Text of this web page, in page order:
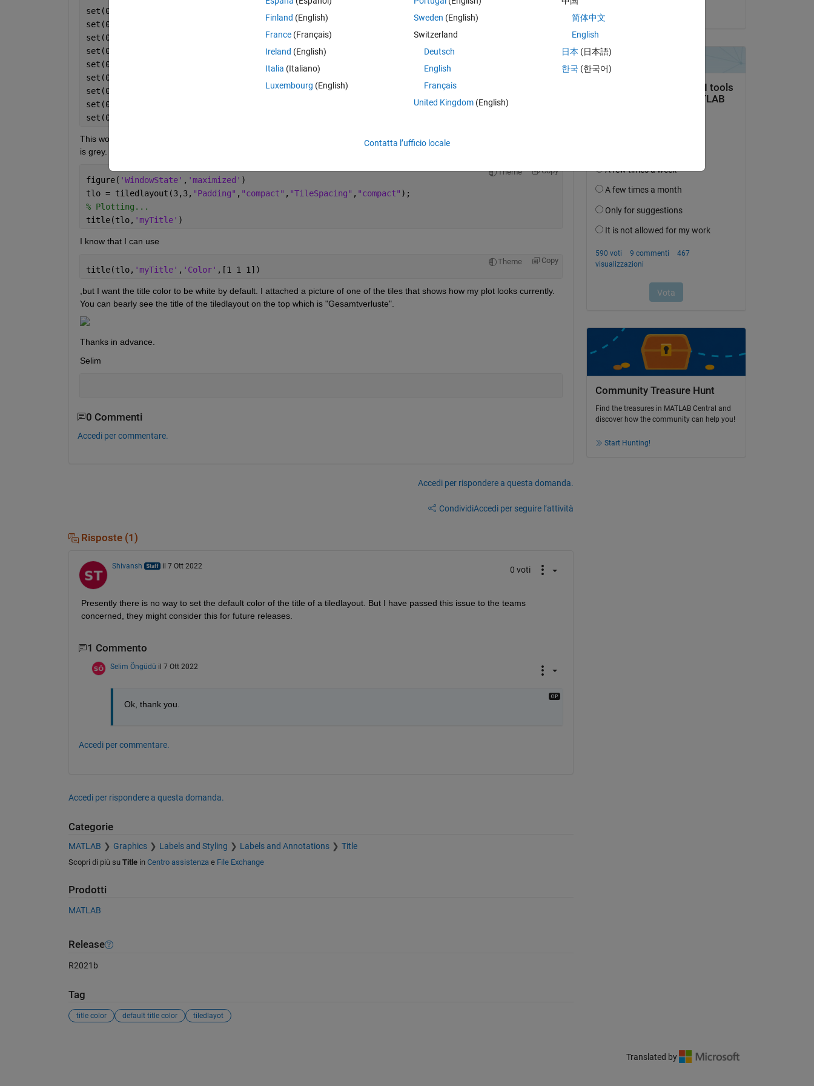
set(0,
set(0,
set(0,
set(0,
set(0,
set(0,
set(0,
set(0,
set(0,
This works. When I make tiledlayouts the titles of the individual tiles are white like I want, but the title for the whole tiledlayout
is grey. I am using the following code.
Theme Copy
figure( 'WindowState' , 'maximized' )
tlo = tiledlayout(3,3, "Padding" , "compact" , "TileSpacing" , "compact" );
% Plotting...
title(tlo, 'myTitle' )
I know that I can use
Theme Copy
title(tlo, 'myTitle' , 'Color' ,[1 1 1])
,but I want the title color to be white by default. I attached a picture of one of the tiles that shows how my plot looks currently.
You can bearly see the title of the tiledlayout on the top which is "Gesamtverluste".
Thanks in advance.
Selim
0 Commenti
Accedi per commentare.
Accedi per rispondere a questa domanda.
CondividiAccedi per seguire l’attività
Risposte (1)
Shivansh il 7 Ott 2022 0 voti
Presently there is no way to set the default color of the title of a tiledlayout. But I have passed this issue to the teams
concerned, they might consider this for future releases.
1 Commento
Selim Öngüdü il 7 Ott 2022
Ok, thank you.
Accedi per commentare.
Accedi per rispondere a questa domanda.
Categorie
MATLAB Graphics Labels and Styling Labels and Annotations Title
Scopri di più su Titlein Centro assistenzae File Exchange
Prodotti
MATLAB
Release
R2021b
Tag
title color default title color tiledlayot
Community Treasure Hunt
Find the treasures in MATLAB Central and
discover how the community can help you!
Start Hunting!
Translated by
Finland (English)
France (Français)
Ireland (English)
Italia (Italiano)
Luxembourg (English)
Sweden (English)
Switzerland
Deutsch
English
Français
United Kingdom(English)
简体中文
English
日本 (日本語)
한국 (한국어)
Contatta l’ufficio locale